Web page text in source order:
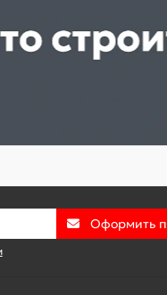
Оформить